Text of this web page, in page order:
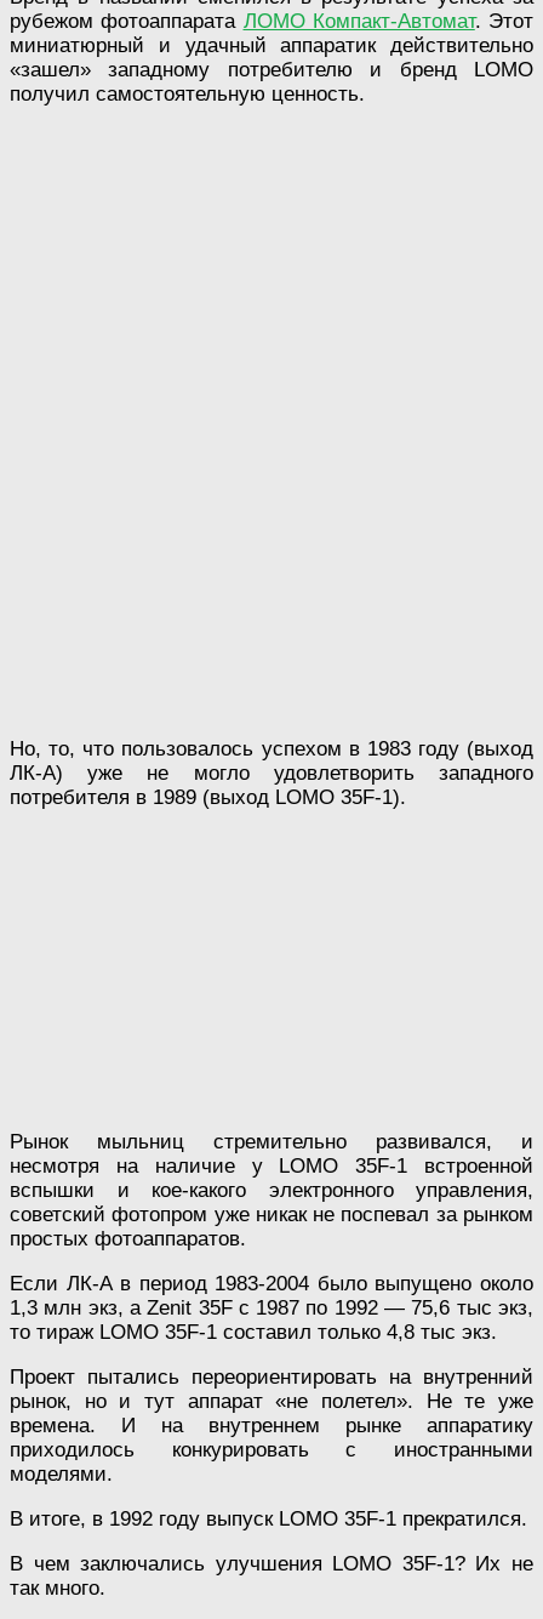
рубежом фотоаппарата ЛОМО Компакт-Автомат. Этот
миниатюрный и удачный аппаратик действительно
«зашел» западному потребителю и бренд LOMO
получил самостоятельную ценность.
Но, то, что пользовалось успехом в 1983 году (выход
ЛК-А) уже не могло удовлетворить западного
потребителя в 1989 (выход LOMO 35F-1).
Рынок мыльниц стремительно развивался, и
несмотря на наличие у LOMO 35F-1 встроенной
вспышки и кое-какого электронного управления,
советский фотопром уже никак не поспевал за рынком
простых фотоаппаратов.
Если ЛК-А в период 1983-2004 было выпущено около
1,3 млн экз, а Zenit 35F с 1987 по 1992 — 75,6 тыс экз,
то тираж LOMO 35F-1 составил только 4,8 тыс экз.
Проект пытались переориентировать на внутренний
рынок, но и тут аппарат «не полетел». Не те уже
времена. И на внутреннем рынке аппаратику
приходилось конкурировать с иностранными
моделями.
В итоге, в 1992 году выпуск LOMO 35F-1 прекратился.
В чем заключались улучшения LOMO 35F-1? Их не
так много.